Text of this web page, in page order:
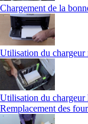
Chargement de la
Utilisation du
Utilisation du chargeur
Remplacement des